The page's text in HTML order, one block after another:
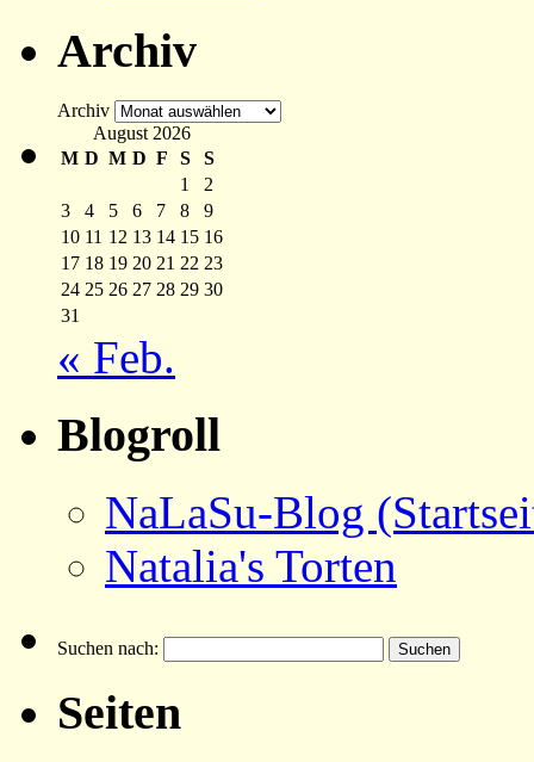
Archiv
Archiv
August 2026
M D M D F S
S
1
2
3
4 5 6 7 8
9
10 11 12 13 14 15 16
17 18 19 20 21 22 23
24 25 26 27 28 29 30
31
« Feb.
Blogroll
NaLaSu-Blog
Natalia's Torten
Suchen nach:
Seiten